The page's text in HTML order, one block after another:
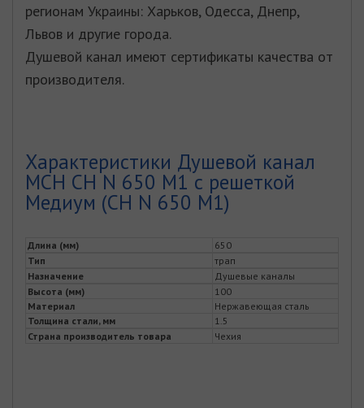
регионам Украины: Харьков, Одесса, Днепр,
Львов и другие города.
Душевой канал имеют сертификаты качества от
производителя.
Характеристики Душевой канал
MCH CH N 650 M1 с решеткой
Медиум (CH N 650 M1)
Длина (мм)
650
Тип
трап
Назначение
Душевые каналы
Высота (мм)
100
Материал
Нержавеющая сталь
Толщина стали, мм
1.5
Страна производитель товара
Чехия